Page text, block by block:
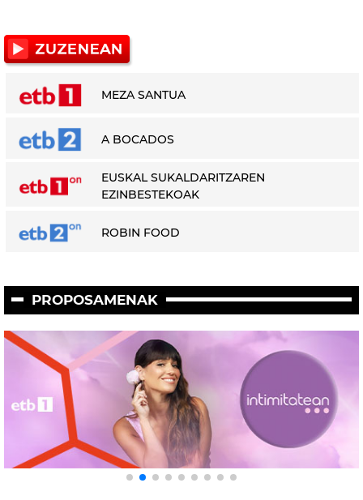
MEZA SANTUA
A BOCADOS
EUSKAL SUKALDARITZAREN
EZINBESTEKOAK
ROBIN FOOD
PROPOSAMENAK